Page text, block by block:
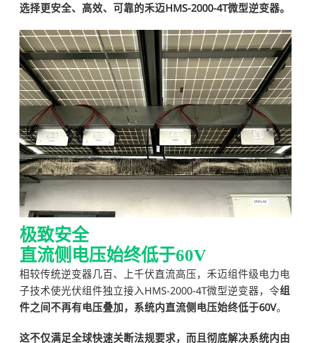
选择更安全、高效、可靠的禾迈HMS-2000-4T微型逆变器。
极致安全
直流侧电压始终低于60V
相较传统逆变器几百、上千伏直流高压，禾迈组件级电力电
子技术使光伏组件独立接入HMS-2000-4T微型逆变器，令组
件之间不再有电压叠加，系统内直流侧电压始终低于60V。
这不仅满足全球快速关断法规要求，而且彻底解决系统内由